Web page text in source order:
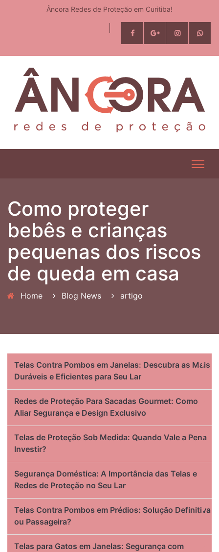
Âncora Redes de Proteção em Curitiba!
Como proteger
bebês e crianças
pequenas dos riscos
de queda em casa
Home Blog News artigo
Telas Contra Pombos em Janelas: Descubra as Mais
Duráveis e Eficientes para Seu Lar
Redes de Proteção Para Sacadas Gourmet: Como
Aliar Segurança e Design Exclusivo
Telas de Proteção Sob Medida: Quando Vale a Pena
Investir?
Segurança Doméstica: A Importância das Telas e
Redes de Proteção no Seu Lar
Telas Contra Pombos em Prédios: Solução Definitiva
ou Passageira?
Telas para Gatos em Janelas: Segurança com